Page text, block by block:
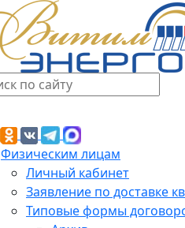
Физическим лицам
Личный кабинет
Заявление по доставке
Типовые формы